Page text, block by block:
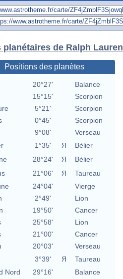
de Ralph Lauren
Positions des planètes
20°27'
Balance
15°15'
Scorpion
5°21'
Scorpion
0°45'
Scorpion
9°08'
Verseau
1°35' Я
Bélier
28°24' Я
Bélier
21°06' Я
Taureau
24°04'
Vierge
2°49'
Lion
19°50'
Cancer
25°58'
Lion
21°00'
Cancer
20°03'
Verseau
3°39' Я
Taureau
Nord
29°16' Balance